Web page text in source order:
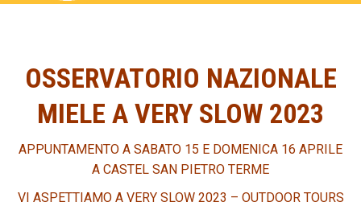
OSSERVATORIO NAZIONALE
MIELE A VERY SLOW 2023
APPUNTAMENTO A SABATO 15 E DOMENICA 16 APRILE
A CASTEL SAN PIETRO TERME
VI ASPETTIAMO A VERY SLOW 2023 – OUTDOOR TOURS